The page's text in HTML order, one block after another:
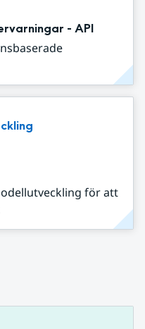
- API
för att